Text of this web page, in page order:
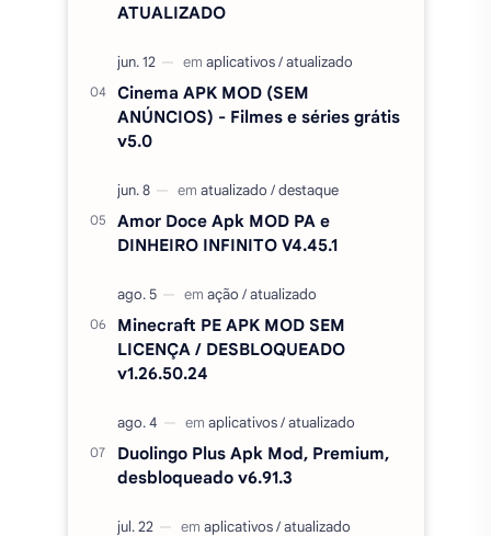
ATUALIZADO
Cinema APK MOD (SEM
ANÚNCIOS) - Filmes e séries grátis
v5.0
Amor Doce Apk MOD PA e
DINHEIRO INFINITO V4.45.1
Minecraft PE APK MOD SEM
LICENÇA / DESBLOQUEADO
v1.26.50.24
Duolingo Plus Apk Mod, Premium,
desbloqueado v6.91.3